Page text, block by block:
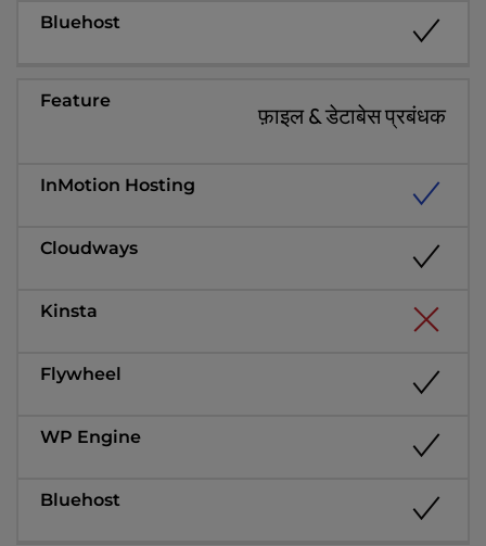
फ़ाइल & डेटाबेस प्रबंधक